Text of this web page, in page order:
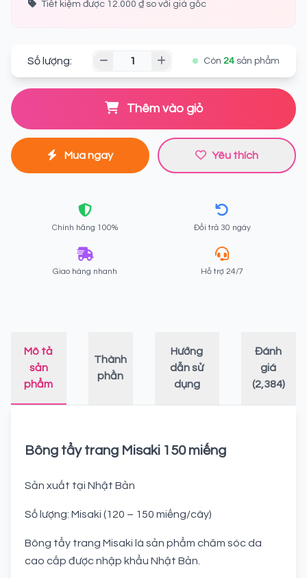
Tiết kiệm được 12.000 ₫ so với giá gốc
Số lượng: Còn 24 sản phẩm
Thêm vào giỏ
Mua ngay Yêu thích
Chính hãng 100% Đổi trả 30 ngày
Giao hàng nhanh Hỗ trợ 24/7
Mô tả
sản
phẩm
Thành
phần
Hướng
dẫn sử
dụng
Đánh
giá
(2,384)
Bông tẩy trang Misaki 150 miếng
Sản xuất tại Nhật Bản
Số lượng: Misaki (120 – 150 miếng/cây)
Bông tẩy trang Misaki là sản phẩm chăm sóc da
cao cấp được nhập khẩu Nhật Bản.